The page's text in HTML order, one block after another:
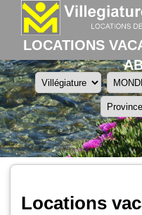
LOCATIONS
Locations